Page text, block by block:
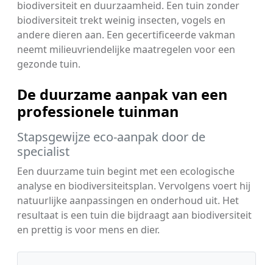
biodiversiteit en duurzaamheid. Een tuin zonder
biodiversiteit trekt weinig insecten, vogels en
andere dieren aan. Een gecertificeerde vakman
neemt milieuvriendelijke maatregelen voor een
gezonde tuin.
De duurzame aanpak van een
professionele tuinman
Stapsgewijze eco-aanpak door de
specialist
Een duurzame tuin begint met een ecologische
analyse en biodiversiteitsplan. Vervolgens voert hij
natuurlijke aanpassingen en onderhoud uit. Het
resultaat is een tuin die bijdraagt aan biodiversiteit
en prettig is voor mens en dier.